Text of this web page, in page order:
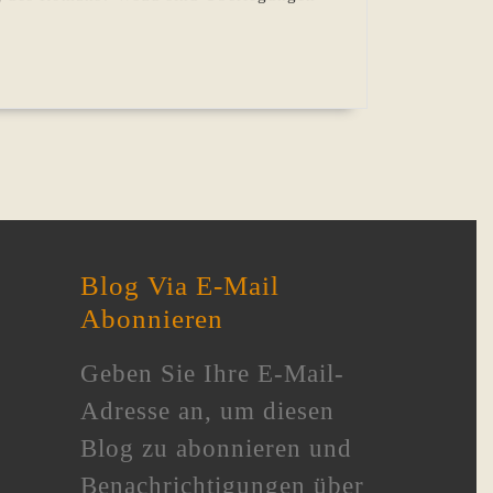
Blog Via E-Mail
Abonnieren
Geben Sie Ihre E-Mail-
Adresse an, um diesen
Blog zu abonnieren und
Benachrichtigungen über